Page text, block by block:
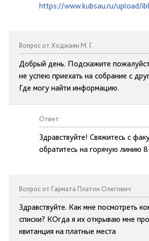
https://www.kubsau.ru/upload/
Вопрос от Ходжаян М. Г.
Добрый день. Подскажите
не успею приехать на собрание с
Где могу найти информацию.
Ответ:
Здравствуйте! Свяжитесь с
обратитесь на горячую линию
Вопрос от Гармата Платон Олегович
Здравствуйте. Как мне посмотреть
списки? КОгда я их открываю мне
квитанция на платные места